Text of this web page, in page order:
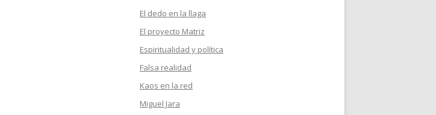
El dedo en la llaga
El proyecto Matriz
Espiritualidad y política
Falsa realidad
Kaos en la red
Miguel Jara